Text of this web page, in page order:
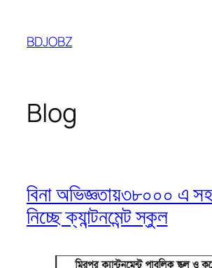
content
BDJOBZ
Blog
বিনা অভিজ্ঞতায়৩৮০০০ এ
নিচ্ছে ক্যান্টনমেন্ট স্কুল